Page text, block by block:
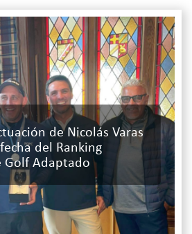
de Nicolás Varas
del Ranking
Golf Adaptado